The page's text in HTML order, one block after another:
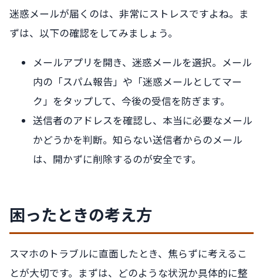
迷惑メールが届くのは、非常にストレスですよね。ま
ずは、以下の確認をしてみましょう。
メールアプリを開き、迷惑メールを選択。メール
内の「スパム報告」や「迷惑メールとしてマー
ク」をタップして、今後の受信を防ぎます。
送信者のアドレスを確認し、本当に必要なメール
かどうかを判断。知らない送信者からのメール
は、開かずに削除するのが安全です。
困ったときの考え方
スマホのトラブルに直面したとき、焦らずに考えるこ
とが大切です。まずは、どのような状況か具体的に整